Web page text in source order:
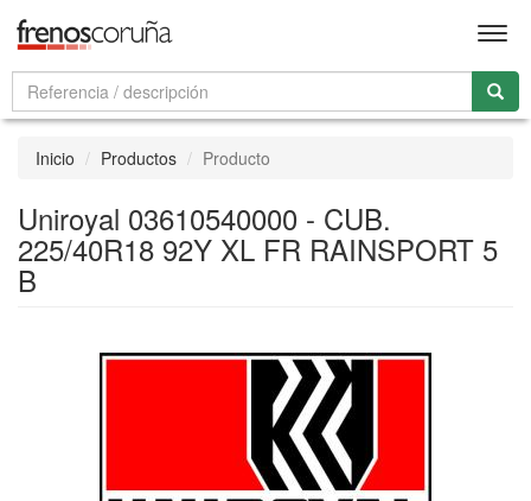
Inicio Productos Producto
Uniroyal 03610540000 - CUB.
225/40R18 92Y XL FR RAINSPORT 5
B